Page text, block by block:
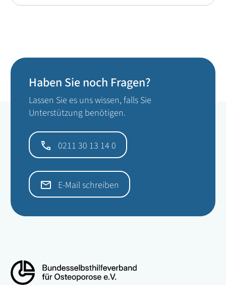
Haben Sie noch Fragen?
Lassen Sie es uns wissen, falls Sie
Unterstützung benötigen.
0211 30 13 14 0
E-Mail schreiben